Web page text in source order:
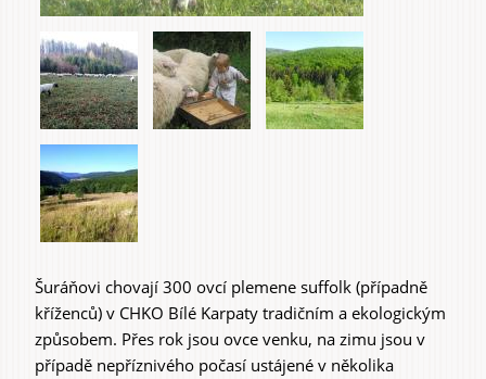
Garden & Orchard
Experiences &
Agritourism
Šuráňovi chovají 300 ovcí plemene suffolk (případně
kříženců) v CHKO Bílé Karpaty tradičním a ekologickým
způsobem. Přes rok jsou ovce venku, na zimu jsou v
případě nepříznivého počasí ustájené v několika